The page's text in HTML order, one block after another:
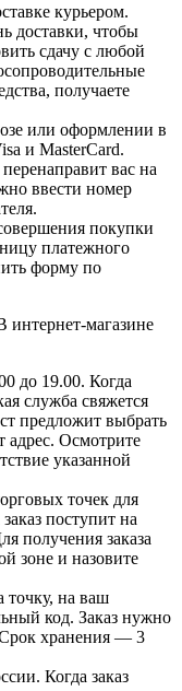
курьером.
доставки, чтобы
сдачу с любой
получаете
или оформлении в
и MasterCard.
вас на
ввести номер
покупки
платежного
форму по
интернет-магазине
до 19.00. Когда
служба свяжется
предложит выбрать
адрес. Осмотрите
указанной
точек для
поступит на
получения заказа
зоне и назовите
точку, на ваш
код. Заказ нужно
Срок хранения — 3
Когда заказ